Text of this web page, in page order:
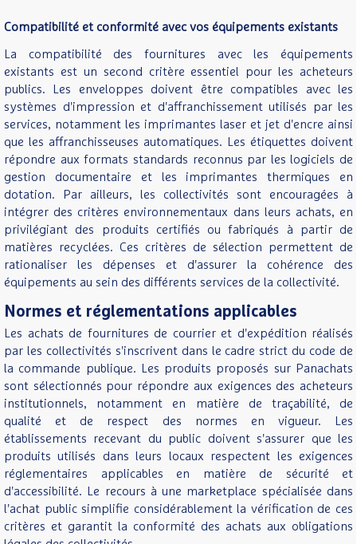
Compatibilité et conformité avec vos équipements existants
La compatibilité des fournitures avec les équipements
existants est un second critère essentiel pour les acheteurs
publics. Les enveloppes doivent être compatibles avec les
systèmes d'impression et d'affranchissement utilisés par les
services, notamment les imprimantes laser et jet d'encre ainsi
que les affranchisseuses automatiques. Les étiquettes doivent
répondre aux formats standards reconnus par les logiciels de
gestion documentaire et les imprimantes thermiques en
dotation. Par ailleurs, les collectivités sont encouragées à
intégrer des critères environnementaux dans leurs achats, en
privilégiant des produits certifiés ou fabriqués à partir de
matières recyclées. Ces critères de sélection permettent de
rationaliser les dépenses et d'assurer la cohérence des
équipements au sein des différents services de la collectivité.
Normes et réglementations applicables
Les achats de fournitures de courrier et d'expédition réalisés
par les collectivités s'inscrivent dans le cadre strict du code de
la commande publique. Les produits proposés sur Panachats
sont sélectionnés pour répondre aux exigences des acheteurs
institutionnels, notamment en matière de traçabilité, de
qualité et de respect des normes en vigueur. Les
établissements recevant du public doivent s'assurer que les
produits utilisés dans leurs locaux respectent les exigences
réglementaires applicables en matière de sécurité et
d'accessibilité. Le recours à une marketplace spécialisée dans
l'achat public simplifie considérablement la vérification de ces
critères et garantit la conformité des achats aux obligations